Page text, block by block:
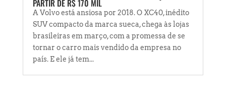
PARTIR DE R$ 170 MIL
A Volvo está ansiosa por 2018. O XC40, inédito
SUV compacto da marca sueca, chega às lojas
brasileiras em março, com a promessa de se
tornar o carro mais vendido da empresa no
país. E ele já tem...